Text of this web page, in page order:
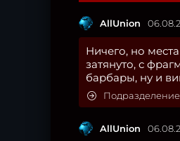
AllUnion
Ничего, но
затянуто, с
барбары, ну и
Подразделение
AllUnion